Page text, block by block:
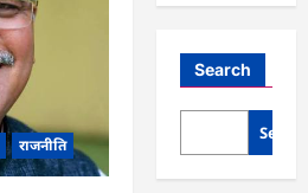
राजनीति
Search